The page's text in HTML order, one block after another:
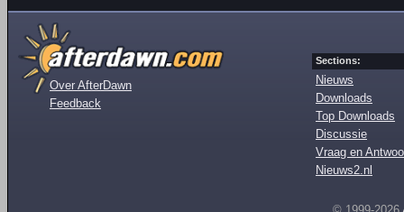
Over AfterDawn
Feedback
Sections:
Nieuws
Downloads
Top Downloads
Discussie
Vraag en
Nieuws2.nl